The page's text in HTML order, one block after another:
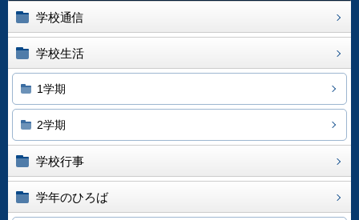
学校通信
学校生活
1学期
2学期
学校行事
学年のひろば